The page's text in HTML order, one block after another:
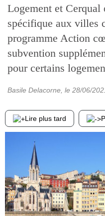
Logement et Cerqual
spécifique aux villes
programme Action
subvention
pour certains
Basile Delacorne , le 28/06/
Lire plus tard